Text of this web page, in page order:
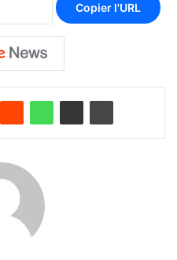
Copier l'URL